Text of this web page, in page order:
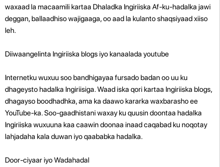
waxaad la macaamili kartaa Dhaladka Ingiriiska Af-ku-hadalka jawi
deggan, ballaadhiso wajigaaga, oo aad la kulanto shaqsiyaad xiiso
leh.
Diiwaangelinta Ingiriiska blogs iyo kanaalada youtube
Internetku wuxuu soo bandhigayaa fursado badan oo uu ku
dhageysto hadalka Ingiriisiga. Waad iska qori kartaa Ingiriiska blogs,
dhagayso boodhadhka, ama ka daawo kararka waxbarasho ee
YouTube-ka. Soo-gaadhistani waxay ku quusin doontaa hadalka
Ingiriiska wuxuuna kaa caawin doonaa inaad caqabad ku noqotay
lahjadaha kala duwan iyo qaababka hadalka.
Door-ciyaar iyo Wadahadal